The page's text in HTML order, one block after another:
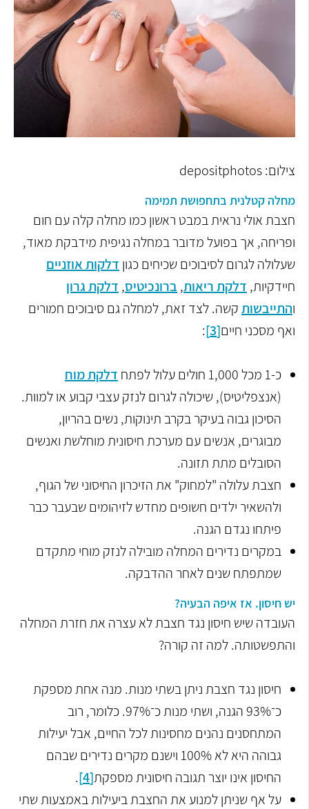
צילום: depositphotos
מחלה קטלנית בתחפושת תמימה
חצבת אולי נראית במבט ראשון כמו מחלה קלה עם חום
ופריחה, אך בפועל מדובר במחלה נגיפית מידבקת מאוד,
שעלולה לגרום לסיבוכים שכיחים כגון דלקות אוזניים
חיידקיות, דלקת ריאות, ברונכיטיס, דלקת גרון
והתייבשותקשה. לצד זאת, למחלה גם סיבוכים חמורים
ואף מסכני חיים[3]
:
כ-1 מכל 1,000 חולים עלול לפתח
דלקת מוח
(אנצפליטיס), שיכולה לגרום לנזק עצבי קבוע או למוות.
הסיכון גבוה בעיקר בקרב תינוקות, נשים בהריון,
מבוגרים, אנשים עם מערכת חיסונית מוחלשת ואנשים
הסובלים מתת תזונה.
חצבת עלולה "למחוק" את הזיכרון החיסוני של הגוף,
ולהשאיר ילדים חשופים מחדש לזיהומים שבעבר כבר
פיתחו נגדם הגנה.
במקרים נדירים המחלה מובילה לנזק מוחי מתקדם
שמתפתח שנים לאחר ההדבקה.
יש חיסון. אז איפה הבעיה?
העובדה שיש חיסון נגד חצבת לא עצרה את חזרת המחלה
והתפשטותה. למה זה קורה?
חיסון נגד חצבת ניתן בשתי מנות. מנה אחת מספקת
כ־93% הגנה, ושתי מנות כ־97%. כלומר, רוב
המתחסנים נהנים מחסינות לכל החיים, אבל יעילות
גבוהה היא לא 100% וישנם מקרים נדירים שבהם
החיסון אינו יוצר תגובה חיסונית מספקת[4]
.
על אף שניתן למנוע את החצבת ביעילות באמצעות שתי